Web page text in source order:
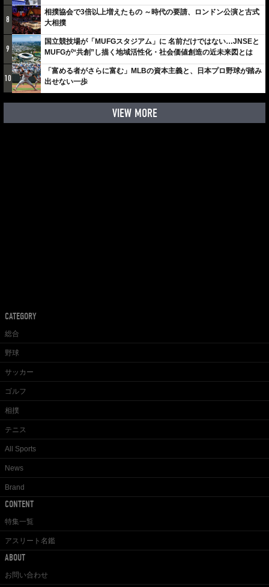
8
相撲協会で3倍以上増えたもの ～時代の要請、ロンドン公演と古式
大相撲
9
国立競技場が「MUFGスタジアム」に 名前だけではない…JNSEと
MUFGが“共創”し描く地域活性化・社会価値創造の近未来図とは
10
「富める者がさらに富む」MLBの資本主義と、日本プロ野球が踏み
出せない一歩
VIEW MORE
CATEGORY
総合
野球
サッカー
ゴルフ
相撲
テニス
All Sports
News
Brand
CONTENT
特集一覧
アスリート名鑑
ABOUT
お問い合わせ